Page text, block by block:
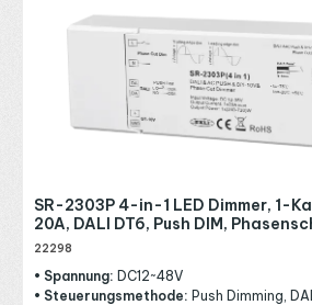
SR-2303P 4-in-1 LED Dimmer, 1-
20A, DALI DT6, Push DIM,
22298
• Spannung: DC12~48V
• Steuerungsmethode: Push Dimming,